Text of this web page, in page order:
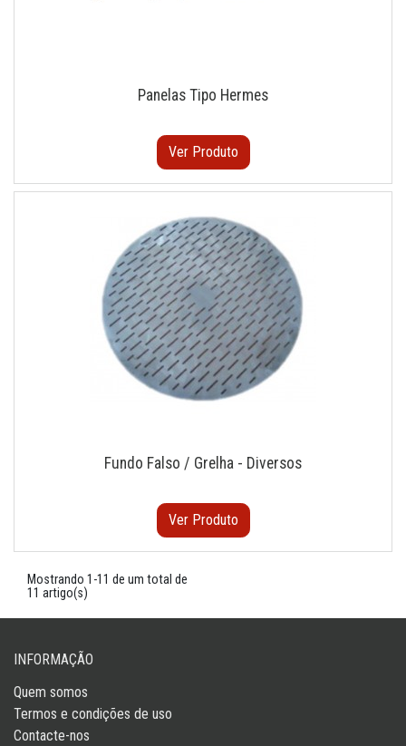
Panelas Tipo Hermes
Ver Produto
Fundo Falso / Grelha - Diversos
Ver Produto
Mostrando 1-11 de um total de
11 artigo(s)
INFORMAÇÃO
Quem somos
Termos e condições de uso
Contacte-nos